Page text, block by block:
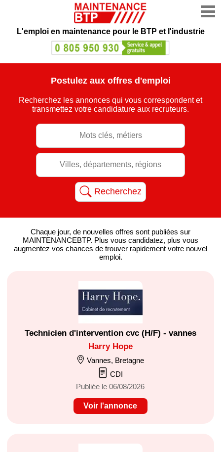
L'emploi en maintenance pour le BTP et l'industrie
Postulez aux offres d'emploi
Recherchez les annonces qui vous correspondent et
transmettez votre candidature aux recruteurs.
Recherchez
Chaque jour, de nouvelles offres sont publiées sur
MAINTENANCEBTP. Plus vous candidatez, plus vous
augmentez vos chances de trouver rapidement votre nouvel
emploi.
Technicien d'intervention cvc (H/F) - vannes
Harry Hope
Vannes, Bretagne
CDI
Publiée le 06/08/2026
Voir l'annonce